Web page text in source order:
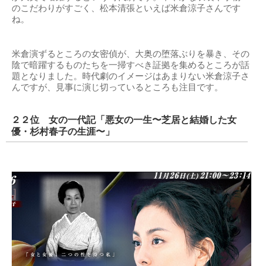
のこだわりがすごく、松本清張といえば米倉涼子さんです
ね。
米倉演ずるところの女密偵が、大奥の堕落ぶりを暴き、その
陰で暗躍するものたちを一掃すべき証拠を集めるところが話
題となりました。時代劇のイメージはあまりない米倉涼子さ
んですが、見事に演じ切っているところも注目です。
２２位 女の一代記「悪女の一生〜芝居と結婚した女
優・杉村春子の生涯〜」